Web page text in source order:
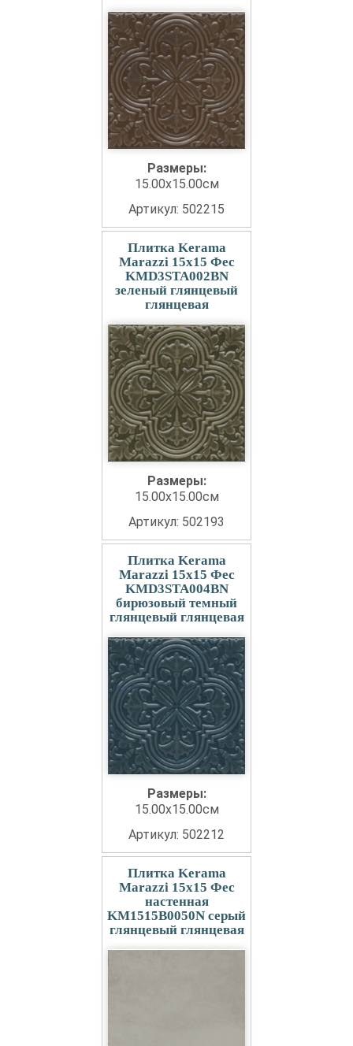
Размеры:
15.00x15.00см
Артикул: 502215
Плитка Kerama
Marazzi 15x15 Фес
KMD3STA002BN
зеленый глянцевый
глянцевая
Размеры:
15.00x15.00см
Артикул: 502193
Плитка Kerama
Marazzi 15x15 Фес
KMD3STA004BN
бирюзовый темный
глянцевый глянцевая
Размеры:
15.00x15.00см
Артикул: 502212
Плитка Kerama
Marazzi 15x15 Фес
настенная
KM1515B0050N серый
глянцевый глянцевая